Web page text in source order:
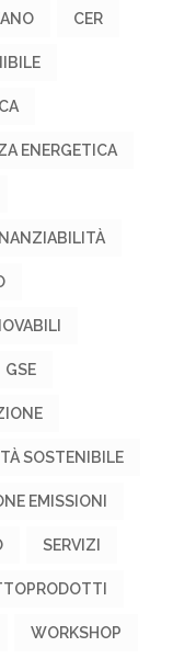
CER
ENERGETICA
GSE
SOSTENIBILE
EMISSIONI
SERVIZI
WORKSHOP